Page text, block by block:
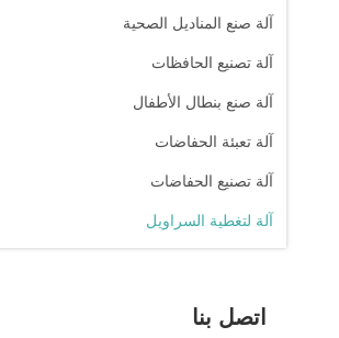
آلة صنع المناديل الصحية
آلة تصنيع الحافظات
آلة صنع بنطال الأطفال
آلة تعبئة الحفاضات
آلة تصنيع الحفاضات
آلة لتغطية السراويل
اتصل بنا